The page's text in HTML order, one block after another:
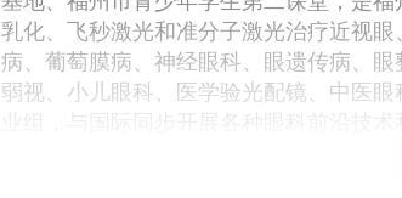
乳化、飞秒激光和准分子激光治疗近视
病、葡萄膜病、神经眼科、眼遗传病、
弱视、小儿眼科、医学验光配镜、中医
业组，与国际同步开展各种眼科前沿技
微小切口超声乳化治疗白内障、微创玻
医学验光配镜等多项技术处于眼科领域